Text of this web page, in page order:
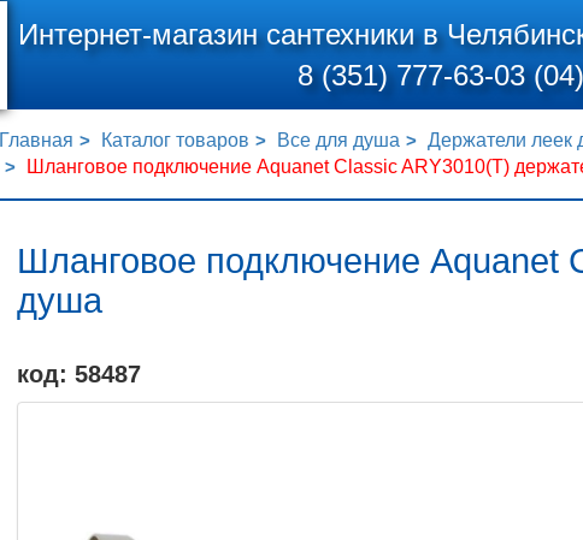
Интернет-магазин сантехники в
8 (351) 777-63-03
Главная Каталог товаров Все для душа
Держатели леек
Шланговое подключение Aquanet Classic ARY3010(T)
Шланговое подключение Aquanet
душа
код: 58487